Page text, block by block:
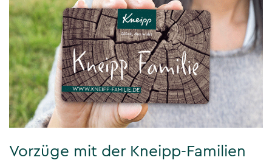
Vorzüge mit der Kneipp-Familien